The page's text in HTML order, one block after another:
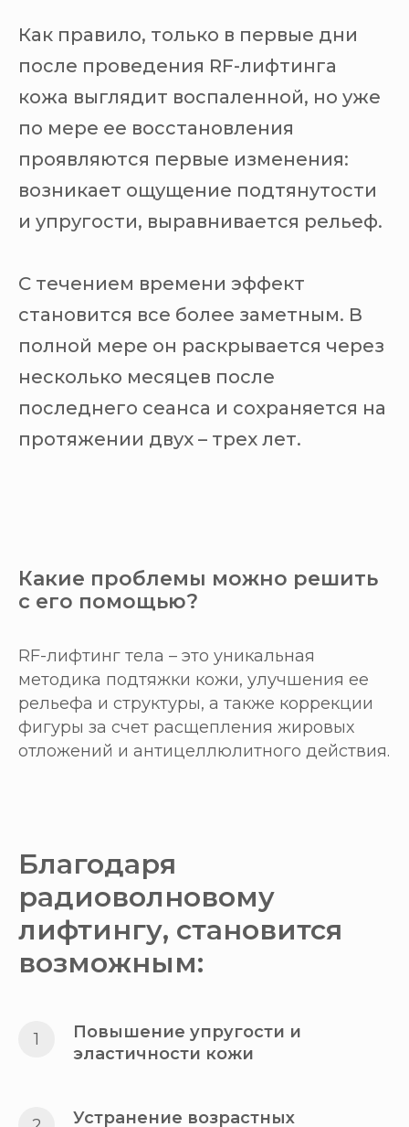
Как правило, только в первые дни
после проведения RF-лифтинга
кожа выглядит воспаленной, но уже
по мере ее восстановления
проявляются первые изменения:
возникает ощущение подтянутости
и упругости, выравнивается рельеф.
С течением времени эффект
становится все более заметным. В
полной мере он раскрывается через
несколько месяцев после
последнего сеанса и сохраняется на
протяжении двух – трех лет.
Какие проблемы можно решить
с его помощью?
RF-лифтинг тела – это уникальная
методика подтяжки кожи, улучшения ее
рельефа и структуры, а также коррекции
фигуры за счет расщепления жировых
отложений и антицеллюлитного действия.
Благодаря
радиоволновому
лифтингу, становится
возможным:
Повышение упругости и
эластичности кожи
Устранение возрастных